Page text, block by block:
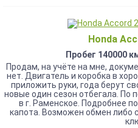
Honda
Пробег 140000
Продам, на учёте на мне,
нет. Двигатель и коробка в
приложить руки, года берут
новые один сезон отбегала. По
в г. Раменское. Подробнее
капота. Возможен обмен либо